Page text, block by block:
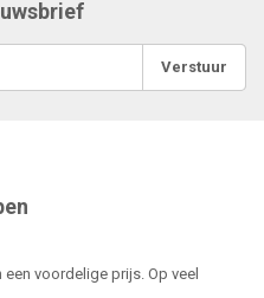
Verstuur
voordelige prijs. Op veel